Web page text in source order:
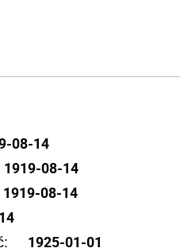
08-14
1919-08-14
1919-08-14
1925-01-01